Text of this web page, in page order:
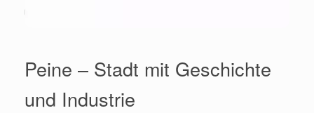
Peine – Stadt mit Geschichte
und Industrie